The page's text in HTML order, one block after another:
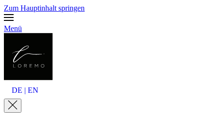
Zum Hauptinhalt springen
Menü
DE | EN